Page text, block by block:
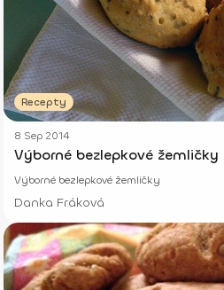
Recepty
8 Sep 2014
Výborné bezlepkové žemličky
Výborné bezlepkové žemličky
Danka Fráková